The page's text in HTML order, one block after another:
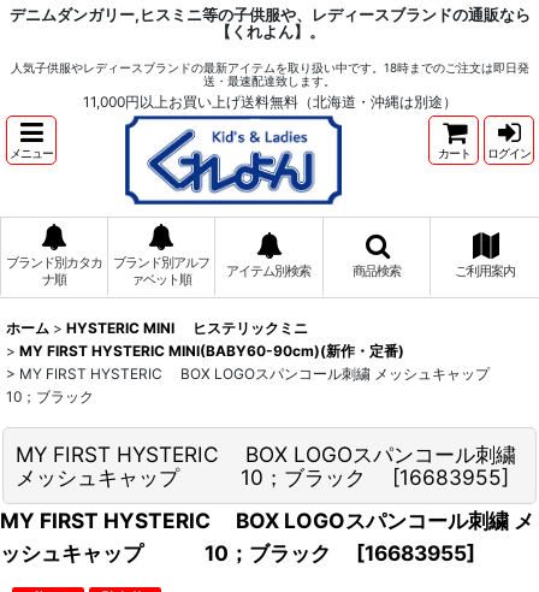
デニムダンガリー,ヒスミニ等の子供服や、レディースブランドの通販なら
【くれよん】。
人気子供服やレディースブランドの最新アイテムを取り扱い中です。18時までのご注文は即日発
送・最速配達致します。
11,000円以上お買い上げ送料無料（北海道・沖縄は別途）
メニュー カート ログイン
ブランド別カタカ
ナ順
ブランド別アルフ
ァベット順
アイテム別検索 商品検索 ご利用案内
ホーム > HYSTERIC MINI ヒステリックミニ
> MY FIRST HYSTERIC MINI(BABY60-90cm)(新作・定番)
> MY FIRST HYSTERIC BOX LOGOスパンコール刺繍 メッシュキャップ
10；ブラック
MY FIRST HYSTERIC BOX LOGOスパンコール刺繍
メッシュキャップ 10；ブラック
[16683955]
MY FIRST HYSTERIC BOX LOGOスパンコール刺繍 メ
ッシュキャップ 10；ブラック
[16683955]